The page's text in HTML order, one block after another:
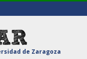
de Zaragoza